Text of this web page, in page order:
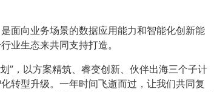
面向业务场景的数据应用能力和智能化创新能
业生态来共同支持打造。
”，以方案精筑、睿变创新、伙伴出海三个子计
转型升级。一年时间飞逝而过，让我们共同复